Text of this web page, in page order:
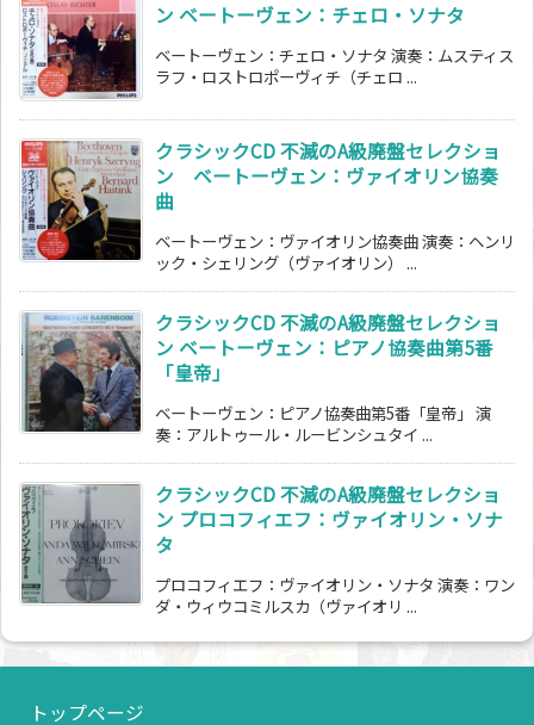
ン ベートーヴェン：チェロ・ソナタ
ベートーヴェン：チェロ・ソナタ 演奏：ムスティス
ラフ・ロストロポーヴィチ（チェロ ...
クラシックCD 不滅のA級廃盤セレクショ
ン ベートーヴェン：ヴァイオリン協奏
曲
ベートーヴェン：ヴァイオリン協奏曲 演奏：ヘンリ
ック・シェリング（ヴァイオリン） ...
クラシックCD 不滅のA級廃盤セレクショ
ン ベートーヴェン：ピアノ協奏曲第5番
「皇帝」
ベートーヴェン：ピアノ協奏曲第5番「皇帝」 演
奏：アルトゥール・ルービンシュタイ ...
クラシックCD 不滅のA級廃盤セレクショ
ン プロコフィエフ：ヴァイオリン・ソナ
タ
プロコフィエフ：ヴァイオリン・ソナタ 演奏：ワン
ダ・ウィウコミルスカ（ヴァイオリ ...
トップページ